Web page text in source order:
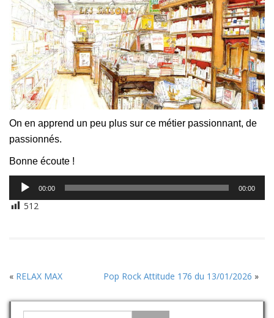
On en apprend un peu plus sur ce métier passionnant, de
passionnés.
Bonne écoute !
Lecteur
audio
00:00 00:00
512
« RELAX MAX Pop Rock Attitude 176 du 13/01/2026 »